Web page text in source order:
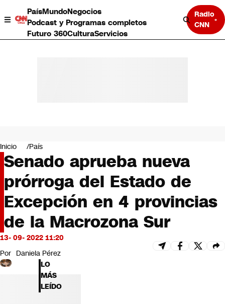
PaísMundoNegocios
Podcast y Programas completos
Futuro 360CulturaServicios
Radio
CNN
Negocios
Deportes
Programas completos
Cultura
Servicios
Bits
CNN Data
CNN tiempo
Futuro 360
Inicio País
Senado aprueba nueva
prórroga del Estado de
Excepción en 4 provincias
de la Macrozona Sur
13- 09- 2022 11:20
Por Daniela Pérez
LO
MÁS
LEÍDO